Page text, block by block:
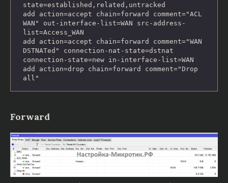
state=established,related,untracked
add action=accept chain=forward comment="ACL
WAN" out-interface-list=WAN src-address-
list=Access_WAN
add action=accept chain=forward comment="WAN
DSTNATed" connection-nat-state=dstnat
connection-state=new in-interface-list=WAN
add action=drop chain=forward comment="Drop
all"
Forward